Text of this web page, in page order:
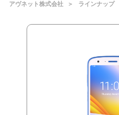
アヴネット株式会社 ラインナップ